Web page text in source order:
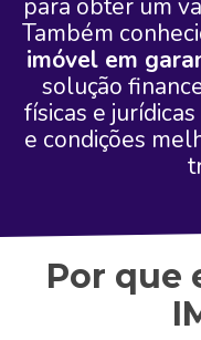
para obter um
Também
imóvel em
solução
físicas e
e condições
Por que